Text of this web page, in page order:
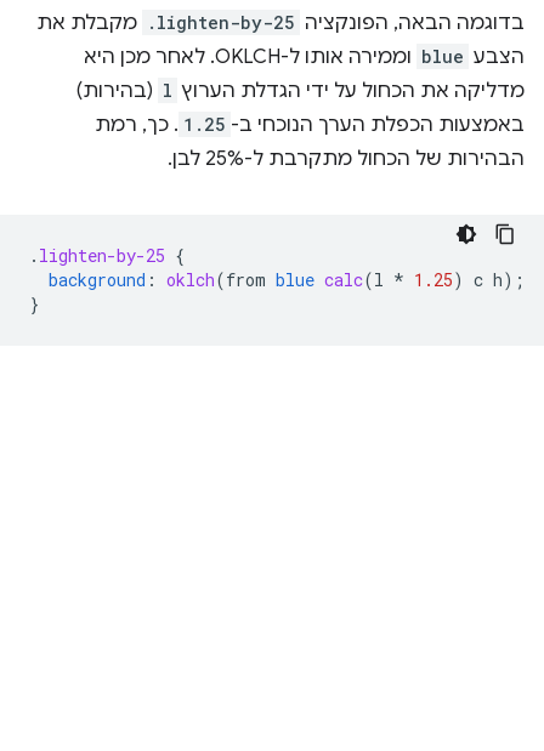
בדוגמה הבאה, הפונקציה .lighten-by-25 מקבלת את
הצבע blue
וממירה אותו ל-OKLCH. לאחר מכן היא
מדליקה את הכחול על ידי הגדלת הערוץ l (בהירות)
באמצעות הכפלת הערך הנוכחי ב- 1.25 . כך, רמת
הבהירות של הכחול מתקרבת ל-25% לבן.
. lighten-by-25 {
background : oklch(from blue calc(l * 1.25) c h);
}